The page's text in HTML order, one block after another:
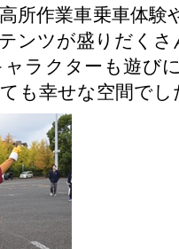
所作業車乗車体験
ンツが盛りだく
ラクターも遊び
も幸せな空間で